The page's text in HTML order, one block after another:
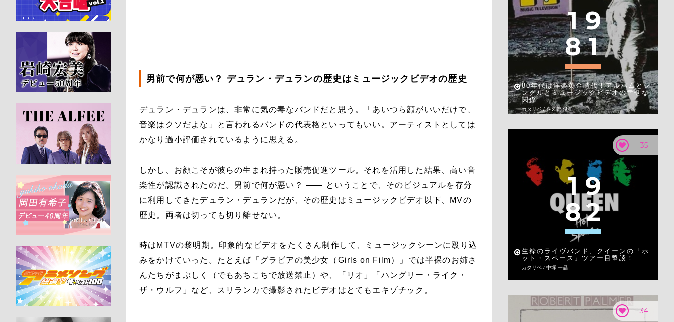
男前で何が悪い？ デュラン・デュランの歴史はミュージックビデオの歴史
デュラン・デュランは、非常に気の毒なバンドだと思う。「あいつら顔がいいだけで、
音楽はクソだよな」と言われるバンドの代表格といってもいい。アーティストとしては
かなり過小評価されているように思える。
しかし、お顔こそが彼らの生まれ持った販売促進ツール。それを活用した結果、高い音
楽性が認識されたのだ。男前で何が悪い？ ―― ということで、そのビジュアルを存分
に利用してきたデュラン・デュランだが、その歴史はミュージックビデオ以下、MVの
歴史。両者は切っても切り離せない。
時はMTVの黎明期。印象的なビデオをたくさん制作して、ミュージックシーンに殴り込
みをかけていった。たとえば「グラビアの美少女（Girls on Film）」では半裸のお姉さ
んたちがまぶしく（でもあちこちで放送禁止）や、「リオ」「ハングリー・ライク・
ザ・ウルフ」など、スリランカで撮影されたビデオはとてもエキゾチック。
1 9
8 1
80年代は洋楽黄金時代！アルバムとシ
ングルとミュージックビデオの幸せな
関係
カタリベ / 喜久野 俊和
35
1 9
82
生粋のライヴバンド、クイーンの「ホ
ット・スペース」ツアー目撃談！
カタリベ / 中塚 一晶
34